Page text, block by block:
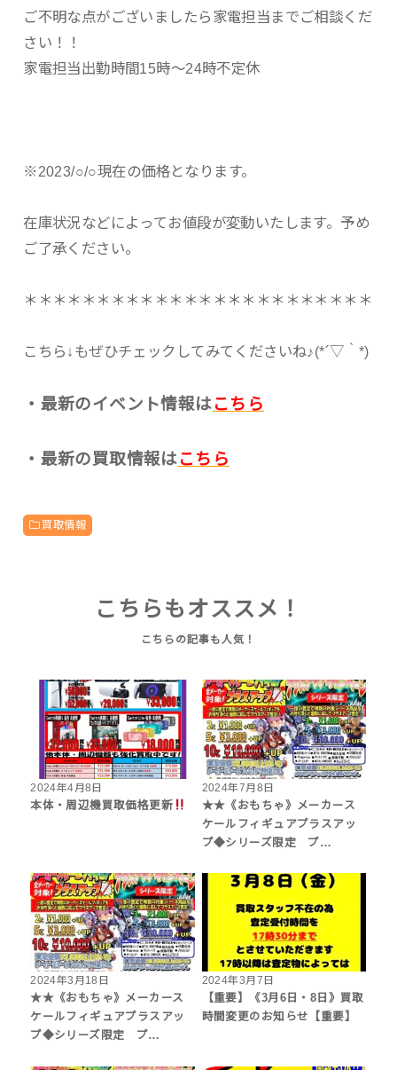
ご不明な点がございましたら家電担当までご相談くだ
さい！！
家電担当出勤時間15時〜24時不定休
※2023/○/○現在の価格となります。
在庫状況などによってお値段が変動いたします。予め
ご了承ください。
＊＊＊＊＊＊＊＊＊＊＊＊＊＊＊＊＊＊＊＊＊＊＊＊
こちら↓もぜひチェックしてみてくださいね♪(*´▽｀*)
・最新のイベント情報はこちら
・最新の買取情報はこちら
買取情報
こちらもオススメ！
2024年4月8日
本体・周辺機買取価格更新
2024年7月8日
★★《おもちゃ》メーカース
ケールフィギュアプラスアッ
プ◆シリーズ限定 プ…
2024年3月18日
★★《おもちゃ》メーカース
ケールフィギュアプラスアッ
プ◆シリーズ限定 プ…
2024年3月7日
【重要】《3月6日・8日》買取
時間変更のお知らせ【重要】